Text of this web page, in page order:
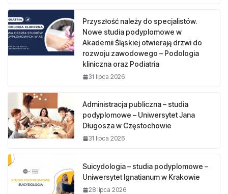
Przyszłość należy do specjalistów.
Nowe studia podyplomowe w
Akademii Śląskiej otwierają drzwi do
rozwoju zawodowego – Podologia
kliniczna oraz Podiatria
31 lipca 2026
Administracja publiczna – studia
podyplomowe – Uniwersytet Jana
Długosza w Częstochowie
31 lipca 2026
Suicydologia – studia podyplomowe –
Uniwersytet Ignatianum w Krakowie
28 lipca 2026